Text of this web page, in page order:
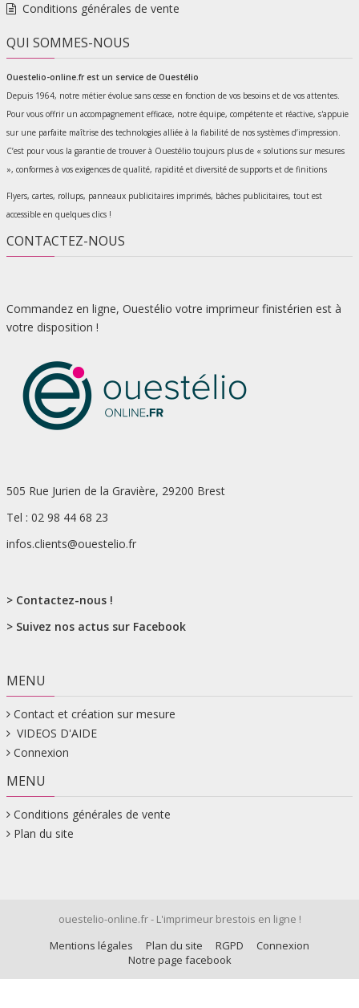
Conditions générales de vente
QUI SOMMES-NOUS
Ouestelio-online.fr est un service de Ouestélio
Depuis 1964, notre métier évolue sans cesse en fonction de vos besoins et de vos attentes.
Pour vous offrir un accompagnement efficace, notre équipe, compétente et réactive, s'appuie
sur une parfaite maîtrise des technologies alliée à la fiabilité de nos systèmes d’impression.
C’est pour vous la garantie de trouver à Ouestélio toujours plus de « solutions sur mesures
», conformes à vos exigences de qualité, rapidité et diversité de supports et de finitions
Flyers, cartes, rollups, panneaux publicitaires imprimés, bâches publicitaires, tout est
accessible en quelques clics !
CONTACTEZ-NOUS
Commandez en ligne, Ouestélio votre imprimeur finistérien est à
votre disposition !
505 Rue Jurien de la Gravière, 29200 Brest
Tel : 02 98 44 68 23
infos.clients@ouestelio.fr
> Contactez-nous !
> Suivez nos actus sur Facebook
MENU
Contact et création sur mesure
VIDEOS D'AIDE
Connexion
MENU
Conditions générales de vente
Plan du site
ouestelio-online.fr - L'imprimeur brestois en ligne !
Mentions légales
Plan du site RGPD
Connexion
Notre page facebook